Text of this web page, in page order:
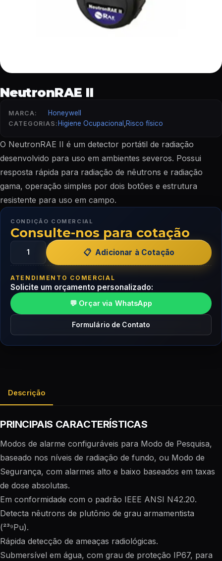
NeutronRAE II
MARCA: Honeywell
CATEGORIAS: Higiene Ocupacional ,Risco físico
O NeutronRAE II é um detector portátil de radiação
desenvolvido para uso em ambientes severos. Possui
resposta rápida para radiação de nêutrons e radiação
gama, operação simples por dois botões e estrutura
resistente para uso em campo.
CONDIÇÃO COMERCIAL
Consulte-nos para cotação
Adicionar à Cotação
ATENDIMENTO COMERCIAL
Solicite um orçamento personalizado:
💬 Orçar via WhatsApp
Formulário de Contato
Descrição
PRINCIPAIS CARACTERÍSTICAS
Modos de alarme configuráveis para Modo de Pesquisa,
baseado nos níveis de radiação de fundo, ou Modo de
Segurança, com alarmes alto e baixo baseados em taxas
de dose absolutas.
Em conformidade com o padrão IEEE ANSI N42.20.
Detecta nêutrons de plutônio de grau armamentista
(²³⁹Pu).
Rápida detecção de ameaças radiológicas.
Submersível em água, com grau de proteção IP67, para